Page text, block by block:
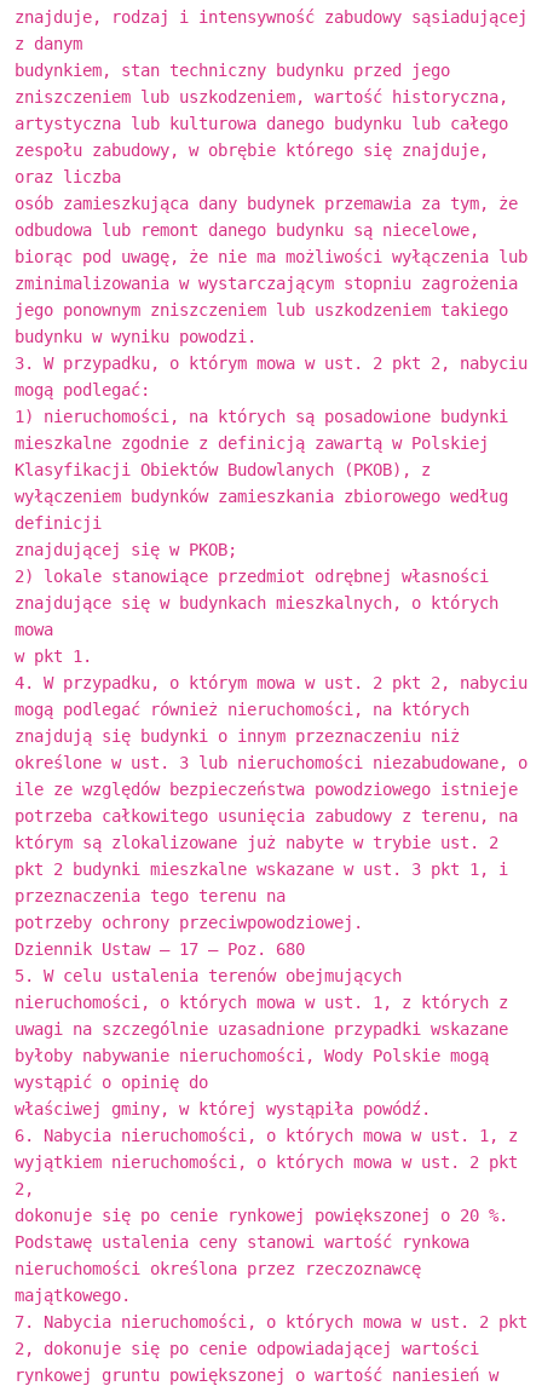
znajduje, rodzaj i intensywność zabudowy sąsiadującej
z danym
budynkiem, stan techniczny budynku przed jego
zniszczeniem lub uszkodzeniem, wartość historyczna,
artystyczna lub kulturowa danego budynku lub całego
zespołu zabudowy, w obrębie którego się znajduje,
oraz liczba
osób zamieszkująca dany budynek przemawia za tym, że
odbudowa lub remont danego budynku są niecelowe,
biorąc pod uwagę, że nie ma możliwości wyłączenia lub
zminimalizowania w wystarczającym stopniu zagrożenia
jego ponownym zniszczeniem lub uszkodzeniem takiego
budynku w wyniku powodzi.
3. W przypadku, o którym mowa w ust. 2 pkt 2, nabyciu
mogą podlegać:
1) nieruchomości, na których są posadowione budynki
mieszkalne zgodnie z definicją zawartą w Polskiej
Klasyfikacji Obiektów Budowlanych (PKOB), z
wyłączeniem budynków zamieszkania zbiorowego według
definicji
znajdującej się w PKOB;
2) lokale stanowiące przedmiot odrębnej własności
znajdujące się w budynkach mieszkalnych, o których
mowa
w pkt 1.
4. W przypadku, o którym mowa w ust. 2 pkt 2, nabyciu
mogą podlegać również nieruchomości, na których
znajdują się budynki o innym przeznaczeniu niż
określone w ust. 3 lub nieruchomości niezabudowane, o
ile ze względów bezpieczeństwa powodziowego istnieje
potrzeba całkowitego usunięcia zabudowy z terenu, na
którym są zlokalizowane już nabyte w trybie ust. 2
pkt 2 budynki mieszkalne wskazane w ust. 3 pkt 1, i
przeznaczenia tego terenu na
potrzeby ochrony przeciwpowodziowej.
Dziennik Ustaw – 17 – Poz. 680
5. W celu ustalenia terenów obejmujących
nieruchomości, o których mowa w ust. 1, z których z
uwagi na szczególnie uzasadnione przypadki wskazane
byłoby nabywanie nieruchomości, Wody Polskie mogą
wystąpić o opinię do
właściwej gminy, w której wystąpiła powódź.
6. Nabycia nieruchomości, o których mowa w ust. 1, z
wyjątkiem nieruchomości, o których mowa w ust. 2 pkt
2,
dokonuje się po cenie rynkowej powiększonej o 20 %.
Podstawę ustalenia ceny stanowi wartość rynkowa
nieruchomości określona przez rzeczoznawcę
majątkowego.
7. Nabycia nieruchomości, o których mowa w ust. 2 pkt
2, dokonuje się po cenie odpowiadającej wartości
rynkowej gruntu powiększonej o wartość naniesień w